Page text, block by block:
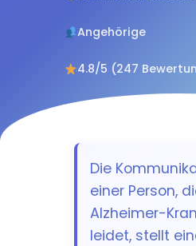
Angehörige
4.8/5 (247
Die
einer Person,
Alzheimer-
leidet, stellt